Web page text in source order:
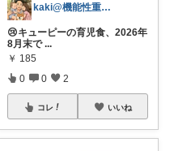
kaki@機能性重視パパ
😢キューピーの育児食、2026年
8月末で...
￥ 185
0 0 2
コレ いいね